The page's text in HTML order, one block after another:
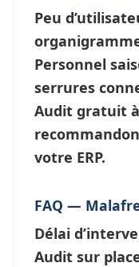
Peu
Personnel
serrures
Audit gratuit
votre ERP.
FAQ —
Délai
Audit sur